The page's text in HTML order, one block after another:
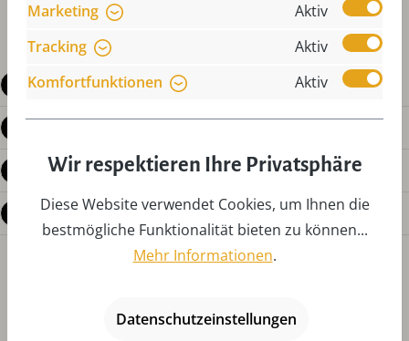
Beschreibung
Bewertungen
Fragen zum Produkt
Marketing
Aktiv
Tracking
Aktiv
Komfortfunktionen
Aktiv
Wir respektieren Ihre Privatsphäre
Diese Website verwendet Cookies, um Ihnen die
bestmögliche Funktionalität bieten zu können...
Mehr Informationen.
Datenschutzeinstellungen